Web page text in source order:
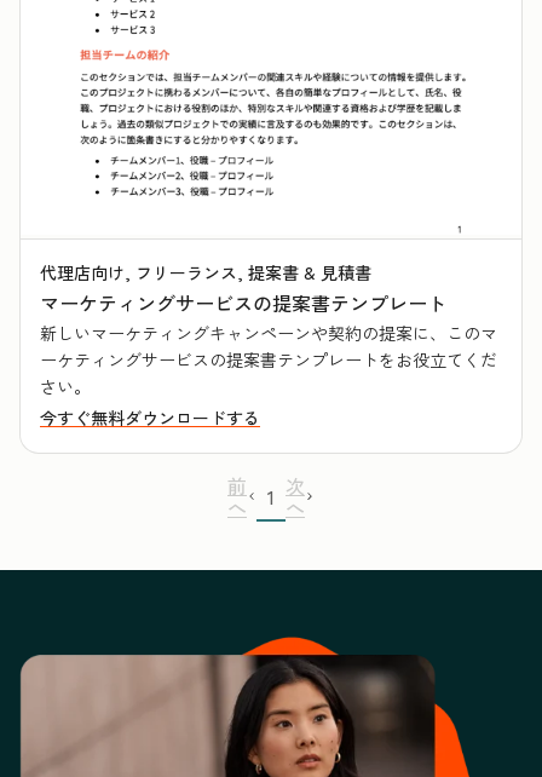
代理店向け, フリーランス, 提案書 & 見積書
マーケティングサービスの提案書テンプレート
新しいマーケティングキャンペーンや契約の提案に、このマ
ーケティングサービスの提案書テンプレートをお役立てくだ
さい。
今すぐ無料ダウンロードする
前
へ 1 次
へ